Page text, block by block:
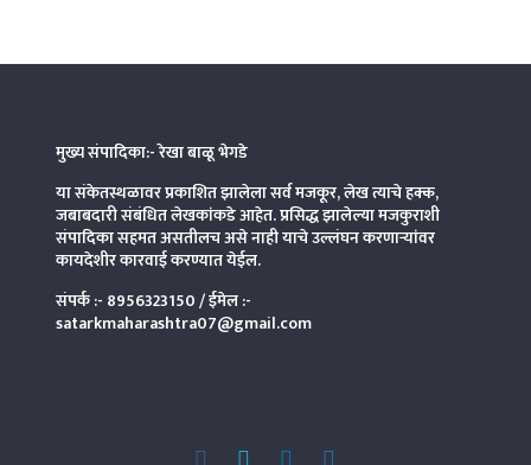
मुख्य संपादिका:- रेखा बाळू भेगडे
या संकेतस्थळावर प्रकाशित झालेला सर्व मजकूर, लेख त्याचे हक्क,
जबाबदारी संबंधित लेखकांकडे आहेत. प्रसिद्ध झालेल्या मजकुराशी
संपादिकासहमत असतीलच असे नाही याचे उल्लंघन करणाऱ्यांवर
कायदेशीर कारवाई करण्यात येईल.
संपर्क :- 8956323150/ ईमेल :-
satarkmaharashtra07@gmail.com